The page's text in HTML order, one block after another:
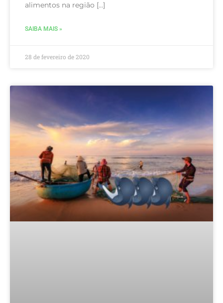
alimentos na região […]
SAIBA MAIS »
28 de fevereiro de 2020